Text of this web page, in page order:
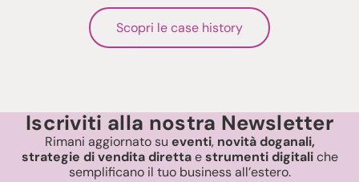
Scopri le case history
Iscriviti alla nostra Newsletter
Rimani aggiornato su eventi, novità doganali,
strategie di vendita direttaestrumenti digitaliche
semplificano il tuo business all’estero.